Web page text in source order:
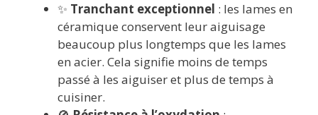
✨ Tranchant exceptionnel : les lames en
céramique conservent leur aiguisage
beaucoup plus longtemps que les lames
en acier. Cela signifie moins de temps
passé à les aiguiser et plus de temps à
cuisiner.